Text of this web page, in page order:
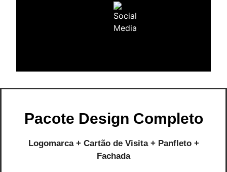
Pacote Design Completo
Logomarca + Cartão de Visita + Panfleto +
Fachada